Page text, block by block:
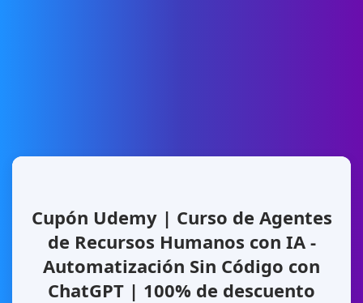
Cupón Udemy | Curso de Agentes
de Recursos Humanos con IA -
Automatización Sin Código con
ChatGPT | 100% de descuento